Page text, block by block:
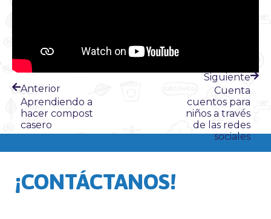
Anterior
Aprendiendo a
hacer compost
casero
Siguiente
Cuenta
cuentos para
niños a través
de las redes
sociales
¡CONTÁCTANOS!